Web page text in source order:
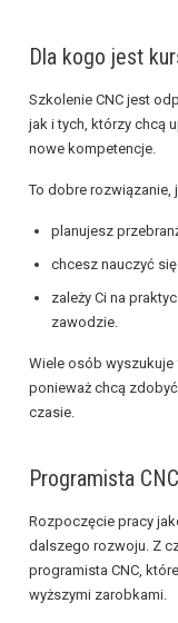
Dla kogo jest
Szkolenie CNC jest
jak i tych, którzy chcą
nowe kompetencje.
To dobre rozwiązanie,
planujesz
chcesz nauczyć
zależy Ci na
zawodzie.
Wiele osób wyszukuje
ponieważ chcą
czasie.
Programista
Rozpoczęcie pracy
dalszego rozwoju. Z
programista CNC,
wyższymi zarobkami.